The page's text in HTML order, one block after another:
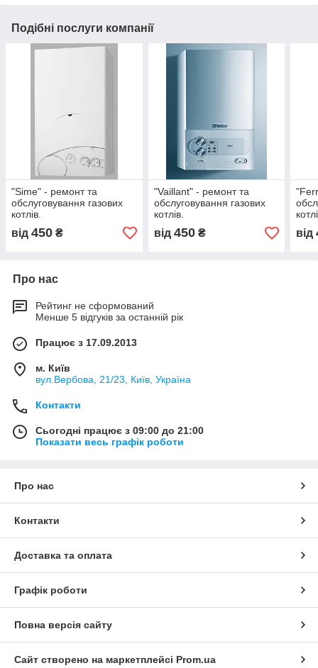
Подібні послуги компанії
"Sime" - ремонт та
обслуговування газових
котлів.
від 450 ₴
"Vaillant" - ремонт та
обслуговування газових
котлів.
від 450₴ від
Про нас
Рейтинг не сформований
Менше 5 відгуків за останній рік
Працює з 17.09.2013
м. Київ
вул.Вербова, 21/23, Київ, Україна
Контакти
Сьогодні працює з 09:00 до 21:00
Показати весь графік роботи
Про нас
Контакти
Доставка та оплата
Графік роботи
Повна версія сайту
Сайт створено на маркетплейсі Prom.ua